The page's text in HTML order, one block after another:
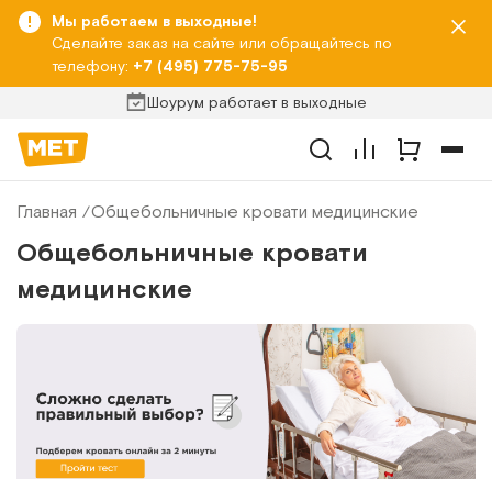
Мы работаем в выходные!
Сделайте заказ на сайте или обращайтесь по
телефону: +7 (495) 775-75-95
Шоурум работает в выходные
Главная Общебольничные кровати медицинские
Общебольничные кровати
медицинские